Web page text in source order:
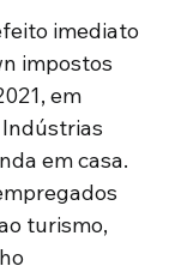
imediato
impostos
em
em casa.
turismo,